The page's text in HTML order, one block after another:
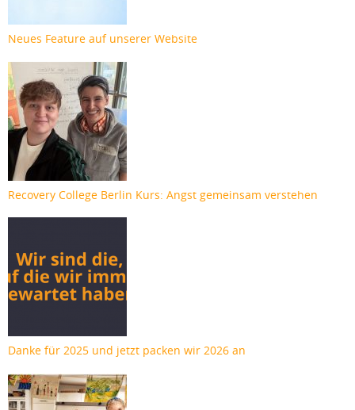
Neues Feature auf unserer Website
Recovery College Berlin Kurs: Angst gemeinsam verstehen
Danke für 2025 und jetzt packen wir 2026 an